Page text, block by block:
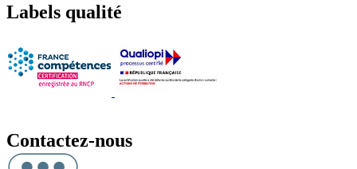
Labels qualité
Contactez-nous